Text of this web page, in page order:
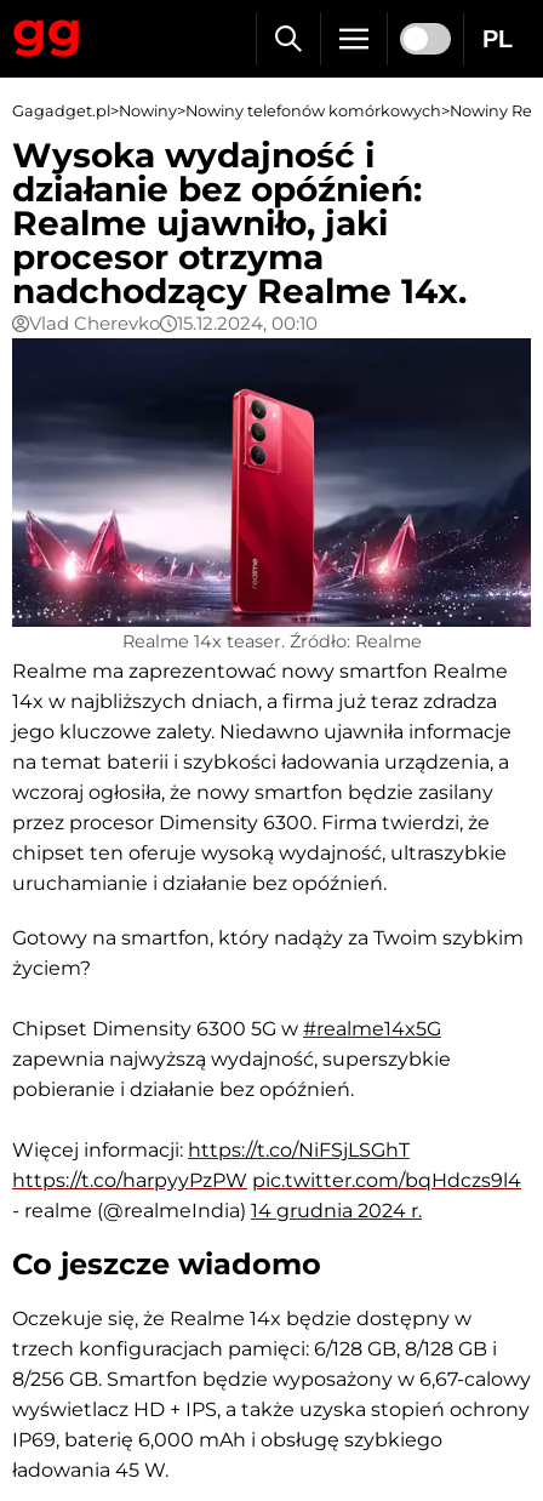
PL
Gagadget.pl>Nowiny>Nowiny telefonów komórkowych>Nowiny
Wysoka wydajność i
działanie bez opóźnień:
Realme ujawniło, jaki
procesor otrzyma
nadchodzący Realme 14x.
Vlad Cherevko 15.12.2024, 00:10
Realme 14x teaser. Źródło: Realme
Realme ma zaprezentować nowy smartfon Realme
14x w najbliższych dniach, a firma już teraz zdradza
jego kluczowe zalety. Niedawno ujawniła informacje
na temat baterii i szybkości ładowania urządzenia, a
wczoraj ogłosiła, że nowy smartfon będzie zasilany
przez procesor Dimensity 6300. Firma twierdzi, że
chipset ten oferuje wysoką wydajność, ultraszybkie
uruchamianie i działanie bez opóźnień.
Gotowy na smartfon, który nadąży za Twoim szybkim
życiem?
Chipset Dimensity 6300 5G w #realme14x5G
zapewnia najwyższą wydajność, superszybkie
pobieranie i działanie bez opóźnień.
Więcej informacji: https://t.co/NiFSjLSGhT
https://t.co/harpyyPzPW pic.twitter.com/bqHdczs9l4
- realme (@realmeIndia) 14 grudnia 2024 r.
Co jeszcze wiadomo
Oczekuje się, że Realme 14x będzie dostępny w
trzech konfiguracjach pamięci: 6/128 GB, 8/128 GB i
8/256 GB. Smartfon będzie wyposażony w 6,67-calowy
wyświetlacz HD + IPS, a także uzyska stopień ochrony
IP69, baterię 6,000 mAh i obsługę szybkiego
ładowania 45 W.